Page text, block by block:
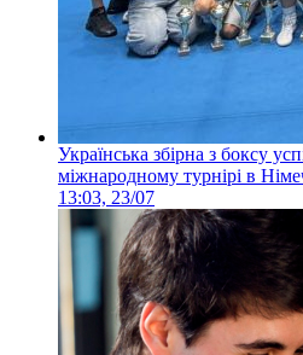
Українська збірна з боксу
міжнародному турнірі в
13:03, 23/07